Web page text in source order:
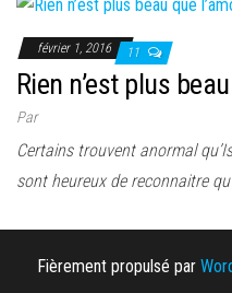
février 1, 2016 11
Rien n’est plus
Par
Certains trouvent anormal
sont heureux de reconnaitre
Fièrement propulsé par